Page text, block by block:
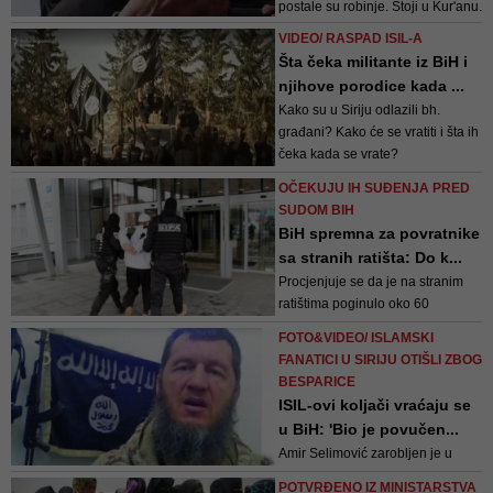
Ćufurović
postale su robinje. Stoji u Kur'anu.
islamu možete koristiti, rekla je
naočalama na očima. Vjeruje se
da žena nije ni Iračanka ni Sirijka
te da je izjave dala u izbjeg...
VIDEO/ RASPAD ISIL-A
Šta čeka militante iz BiH i
njihove porodice kada ...
Kako su u Siriju odlazili bh.
građani? Kako će se vratiti i šta ih
čeka kada se vrate?
OČEKUJU IH SUĐENJA PRED
SUDOM BIH
BiH spremna za povratnike
sa stranih ratišta: Do k...
Procjenjuje se da je na stranim
ratištima poginulo oko 60
FOTO&VIDEO/ ISLAMSKI
FANATICI U SIRIJU OTIŠLI ZBOG
BESPARICE
ISIL-ovi koljači vraćaju se
u BiH: 'Bio je povučen...
Amir Selimović zarobljen je u
POTVRĐENO IZ MINISTARSTVA